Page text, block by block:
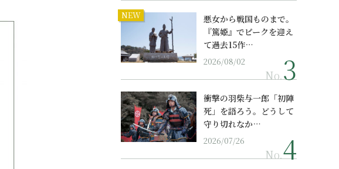
NEW
悪女から戦国ものまで。
『篤姫』でピークを迎え
て過去15作…
2026/08/02
No.
衝撃の羽柴与一郎「初陣
死」を語ろう。どうして
守り切れなか…
2026/07/26
No.